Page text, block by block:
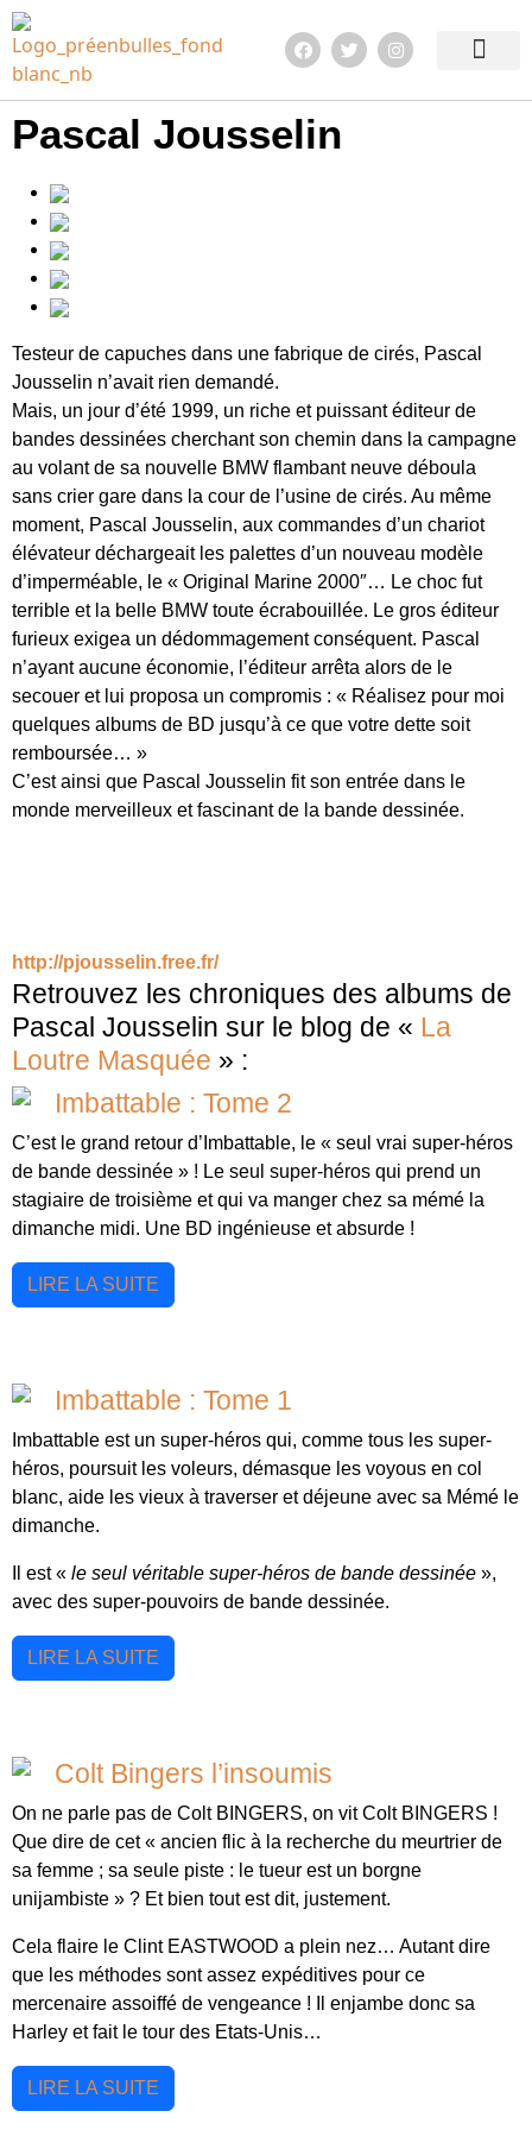
Pascal Jousselin
Testeur de capuches dans une fabrique de cirés, Pascal
Jousselin n’avait rien demandé.
Mais, un jour d’été 1999, un riche et puissant éditeur de
bandes dessinées cherchant son chemin dans la campagne
au volant de sa nouvelle BMW flambant neuve déboula
sans crier gare dans la cour de l’usine de cirés. Au même
moment, Pascal Jousselin, aux commandes d’un chariot
élévateur déchargeait les palettes d’un nouveau modèle
d’imperméable, le « Original Marine 2000″… Le choc fut
terrible et la belle BMW toute écrabouillée. Le gros éditeur
furieux exigea un dédommagement conséquent. Pascal
n’ayant aucune économie, l’éditeur arrêta alors de le
secouer et lui proposa un compromis : « Réalisez pour moi
quelques albums de BD jusqu’à ce que votre dette soit
remboursée… »
C’est ainsi que Pascal Jousselin fit son entrée dans le
monde merveilleux et fascinant de la bande dessinée.
http://pjousselin.free.fr/
Retrouvez les chroniques des albums de
Pascal Jousselin sur le blog de « La
Loutre Masquée » :
Imbattable : Tome 2
C’est le grand retour d’Imbattable, le « seul vrai super-héros
de bande dessinée » ! Le seul super-héros qui prend un
stagiaire de troisième et qui va manger chez sa mémé la
dimanche midi. Une BD ingénieuse et absurde !
LIRE LA SUITE
Imbattable : Tome 1
Imbattable est un super-héros qui, comme tous les super-
héros, poursuit les voleurs, démasque les voyous en col
blanc, aide les vieux à traverser et déjeune avec sa Mémé le
dimanche.
Il est « le seul véritable super-héros de bande dessinée »,
avec des super-pouvoirs de bande dessinée.
LIRE LA SUITE
Colt Bingers l’insoumis
On ne parle pas de Colt BINGERS, on vit Colt BINGERS !
Que dire de cet « ancien flic à la recherche du meurtrier de
sa femme ; sa seule piste : le tueur est un borgne
unijambiste » ? Et bien tout est dit, justement.
Cela flaire le Clint EASTWOOD a plein nez… Autant dire
que les méthodes sont assez expéditives pour ce
mercenaire assoiffé de vengeance ! Il enjambe donc sa
Harley et fait le tour des Etats-Unis…
LIRE LA SUITE